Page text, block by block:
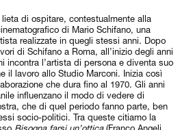
lieta di ospitare, contestualmente alla
di Mario Schifano, una
realizzate in quegli stessi anni. Dopo
di Schifano a Roma, all’inizio degli anni
incontra l’artista di persona e diventa suo
il lavoro allo Studio Marconi. Inizia così
che dura fino al 1970. Gli anni
influenzano il modo di vedere di
che di quel periodo fanno parte, ben
socio-politici. Tra queste citiamo la
Bisogna farsi un’ottica(Franco Angeli,